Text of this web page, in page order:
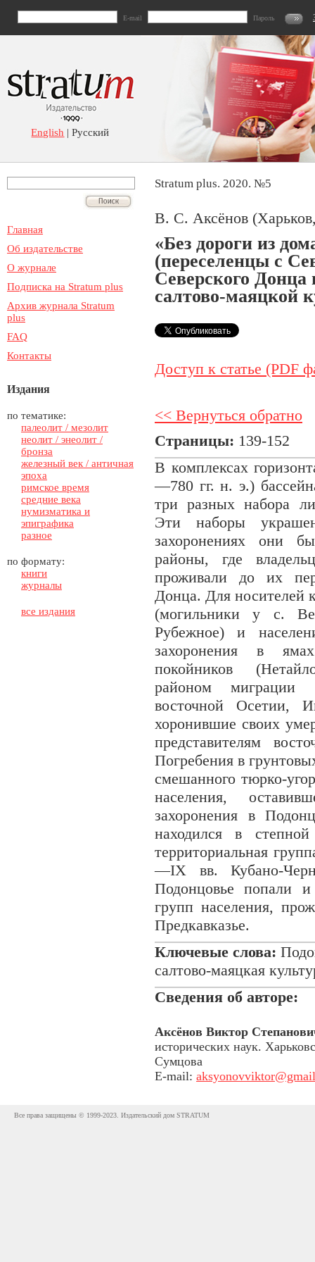
E-mail Пароль
English | Русский
Главная
Об издательстве
О журнале
Подписка на Stratum plus
Архив журнала Stratum
plus
FAQ
Контакты
Издания
по тематике:
палеолит / мезолит
неолит / энеолит /
бронза
железный век / античная
эпоха
римское время
средние века
нумизматика и
эпиграфика
разное
по формату:
книги
журналы
все издания
Stratum plus. 2020. №5
В. С. Аксёнов
«Без дороги из
(переселенцы с
Северского Донца
салтово-маяцкой
Доступ к статье (PDF
<< Вернуться обратно
Страницы: 139-152
В комплексах
—780 гг. н. э.)
три разных набора
Эти наборы
захоронениях они
районы, где
проживали до их
Донца. Для носителей
(могильники у с.
Рубежное) и
захоронения в
покойников
районом миграции
восточной Осетии,
хоронившие своих
представителям
Погребения в
смешанного тюрко-
населения,
захоронения в
находился в
территориальная
—IX вв. Кубано-
Подонцовье попали
групп населения,
Предкавказье.
Ключевые слова:
салтово-маяцкая
Сведения об авторе:
Аксёнов Виктор
исторических наук.
Сумцова
E-mail:
Все права защищены © 1999-2023. Издательский дом STRATUM